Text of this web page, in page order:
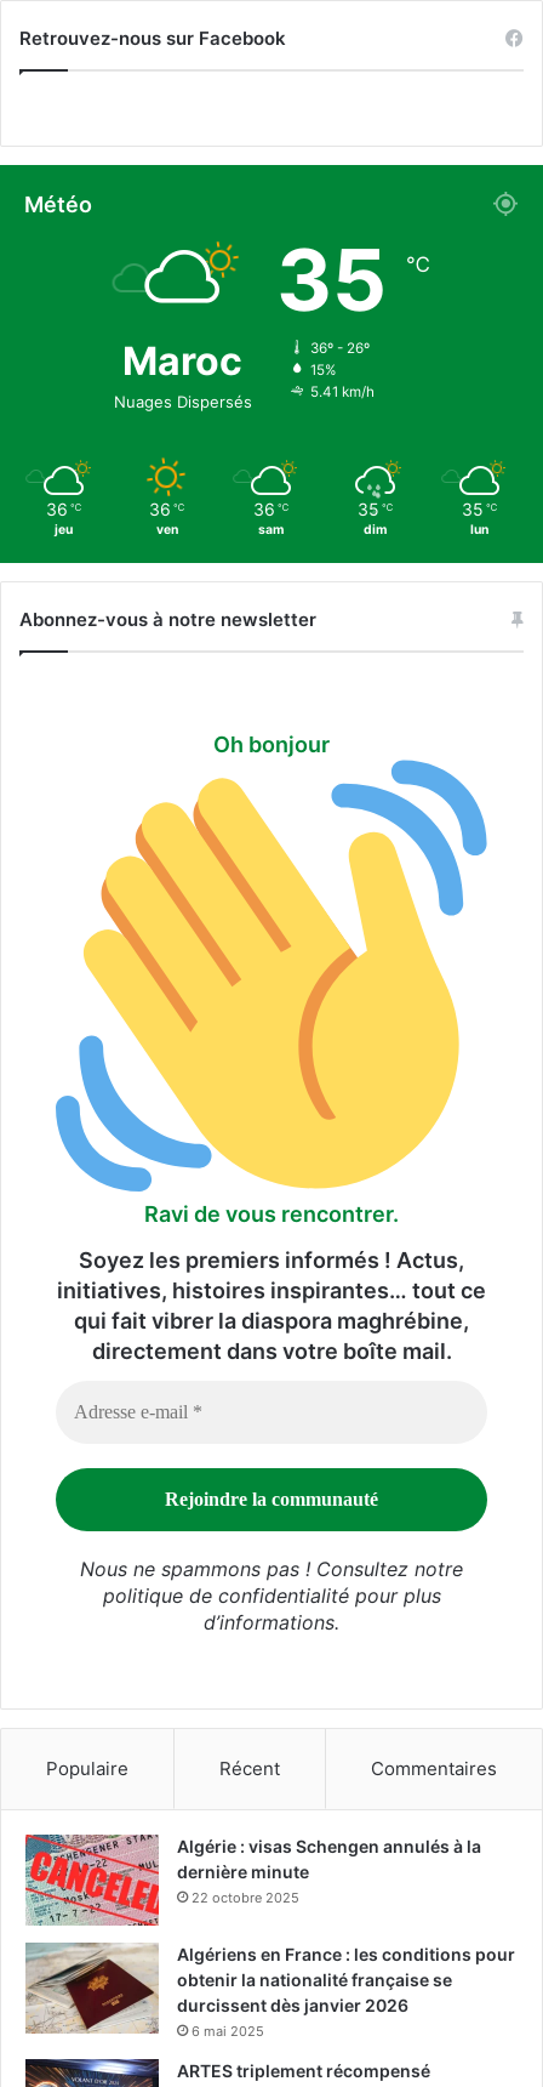
Retrouvez-nous sur Facebook
Météo
Maroc
Nuages Dispersés
35 ℃
36º - 26º
15%
5.41 km/h
36 ℃
jeu
36 ℃
ven
36 ℃
sam
35 ℃
dim
35 ℃
lun
Abonnez-vous à notre newsletter
Oh bonjour
Ravi de vous rencontrer.
Soyez les premiers informés ! Actus,
initiatives, histoires inspirantes… tout ce
qui fait vibrer la diaspora maghrébine,
directement dans votre boîte mail.
Nous ne spammons pas ! Consultez notre
politique de confidentialitépour plus
d’informations.
Populaire Récent Commentaires
Algérie : visas Schengen annulés à la
dernière minute
22 octobre 2025
Algériens en France : les conditions pour
obtenir la nationalité française se
durcissent dès janvier 2026
6 mai 2025
ARTES triplement récompensé